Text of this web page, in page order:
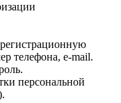
телефона, e-mail.
персональной